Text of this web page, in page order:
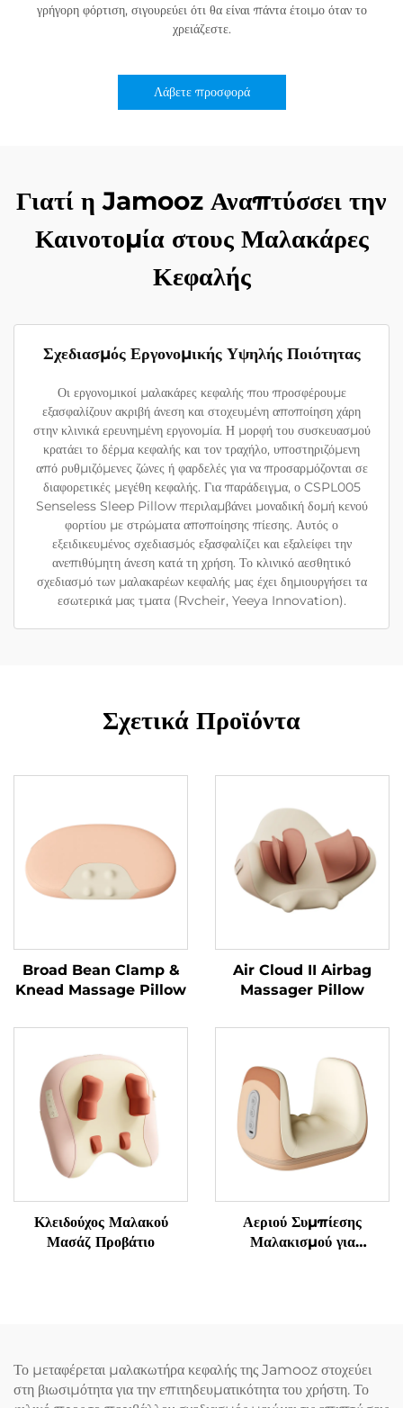
γρήγορη φόρτιση, σιγουρεύει ότι θα είναι πάντα έτοιμο όταν το
χρειάζεστε.
Λάβετε προσφορά
Γιατί η Jamooz Αναπτύσσει την
Καινοτομία στους Μαλακάρες
Κεφαλής
Σχεδιασμός Εργονομικής Υψηλής Ποιότητας
Οι εργονομικοί μαλακάρες κεφαλής που προσφέρουμε
εξασφαλίζουν ακριβή άνεση και στοχευμένη αποποίηση χάρη
στην κλινικά ερευνημένη εργονομία. Η μορφή του συσκευασμού
κρατάει το δέρμα κεφαλής και τον τραχήλο, υποστηριζόμενη
από ρυθμιζόμενες ζώνες ή φαρδελές για να προσαρμόζονται σε
διαφορετικές μεγέθη κεφαλής. Για παράδειγμα, ο CSPL005
Senseless Sleep Pillow περιλαμβάνει μοναδική δομή κενού
φορτίου με στρώματα αποποίησης πίεσης. Αυτός ο
εξειδικευμένος σχεδιασμός εξασφαλίζει και εξαλείφει την
ανεπιθύμητη άνεση κατά τη χρήση. Το κλινικό αεσθητικό
σχεδιασμό των μαλακαρέων κεφαλής μας έχει δημιουργήσει τα
εσωτερικά μας τματα (Rvcheir, Yeeya Innovation).
Σχετικά Προϊόντα
Broad Bean Clamp &
Knead Massage Pillow
Air Cloud II Airbag
Massager Pillow
Κλειδούχος Μαλακού
Μασάζ Προβάτιο
Αεριού Συμπίεσης
Μαλακισμού για
Το μεταφέρεται μαλακωτήρα κεφαλής της Jamooz στοχεύει
στη βιωσιμότητα για την επιτηδευματικότητα του χρήστη. Το